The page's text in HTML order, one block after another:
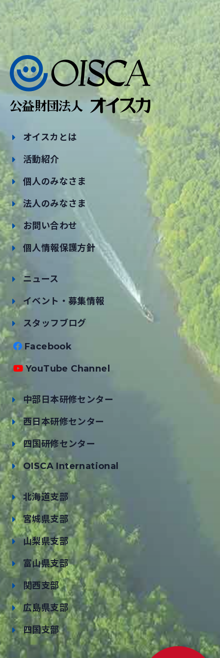
オイスカとは
活動紹介
個人のみなさま
法人のみなさま
お問い合わせ
個人情報保護方針
ニュース
イベント・募集情報
スタッフブログ
Facebook
YouTube Channel
中部日本研修センター
西日本研修センター
四国研修センター
OISCA International
北海道支部
宮城県支部
山梨県支部
富山県支部
関西支部
広島県支部
四国支部